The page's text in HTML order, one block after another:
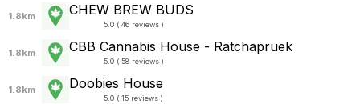
1.8km CHEW BREW BUDS
5.0 ( 46 reviews )
1.8km CBB Cannabis House - Ratchapruek
5.0 ( 58 reviews )
1.8km Doobies House
5.0 ( 15 reviews )